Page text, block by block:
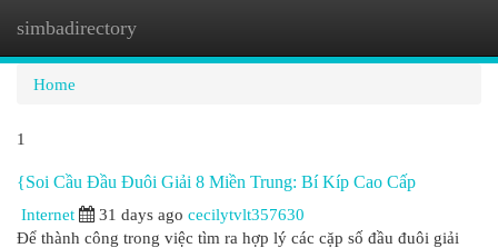
simbadirectory
Home
1
{Soi Cầu Đầu Đuôi Giải 8 Miền Trung: Bí Kíp Cao Cấp
Internet
31 days ago cecilytvlt357630
Để thành công trong việc tìm ra hợp lý các cặp số đầu đuôi giải